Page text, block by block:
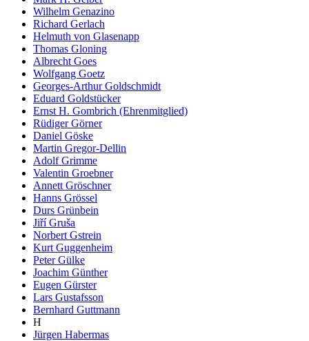
Wilhelm Genazino
Richard Gerlach
Helmuth von Glasenapp
Thomas Gloning
Albrecht Goes
Wolfgang Goetz
Georges-Arthur Goldschmidt
Eduard Goldstücker
Ernst H. Gombrich (Ehrenmitglied)
Rüdiger Görner
Daniel Göske
Martin Gregor-Dellin
Adolf Grimme
Valentin Groebner
Annett Gröschner
Hanns Grössel
Durs Grünbein
Jiří Gruša
Norbert Gstrein
Kurt Guggenheim
Peter Gülke
Joachim Günther
Eugen Gürster
Lars Gustafsson
Bernhard Guttmann
H
Jürgen Habermas